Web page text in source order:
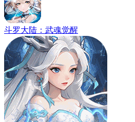
斗罗大陆：武魂觉醒